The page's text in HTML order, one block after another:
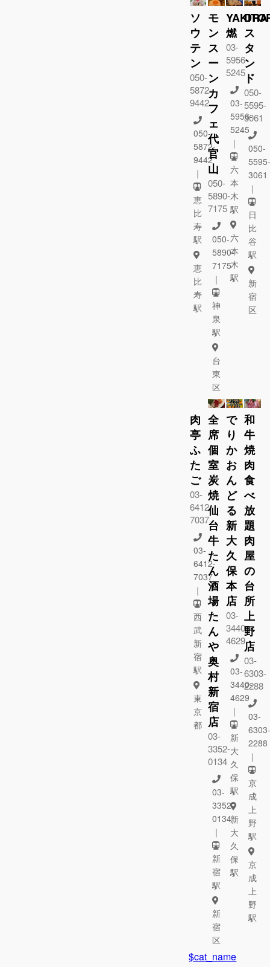
ソ
ウ
テ
ン
050-
5872-
9442
050-
5872-
9442
｜
恵
比
寿
駅
恵
比
寿
駅
モ
ン
ス
ー
ン
カ
フ
ェ
代
官
山
050-
5890-
7175
050-
5890-
7175
｜
神
泉
駅
台
東
区
燃
03-
5956-
5245
03-
5956-
5245
｜
六
本
木
駅
六
本
木
駅
DRA
ス
タ
ン
ド
050-
5595-
3061
050-
3061
｜
日
比
谷
駅
新
宿
区
肉
亭
ふ
た
ご
03-
6412-
7037
03-
6412-
7037
｜
西
武
新
宿
駅
東
京
都
全
席
個
室
炭
焼
仙
台
牛
た
ん
酒
場
た
ん
や
奥
村
新
宿
店
03-
3352-
0134
03-
3352-
0134
｜
新
宿
駅
新
宿
区
で
り
か
お
ん
ど
る
新
大
久
保
本
店
03-
3440-
4629
03-
3440-
4629
｜
新
大
久
保
駅
新
大
久
保
駅
和
牛
焼
肉
食
べ
放
題
肉
屋
の
台
所
上
野
店
03-
6303-
2288
03-
2288
｜
京
成
上
野
駅
京
成
上
野
駅
$cat_name